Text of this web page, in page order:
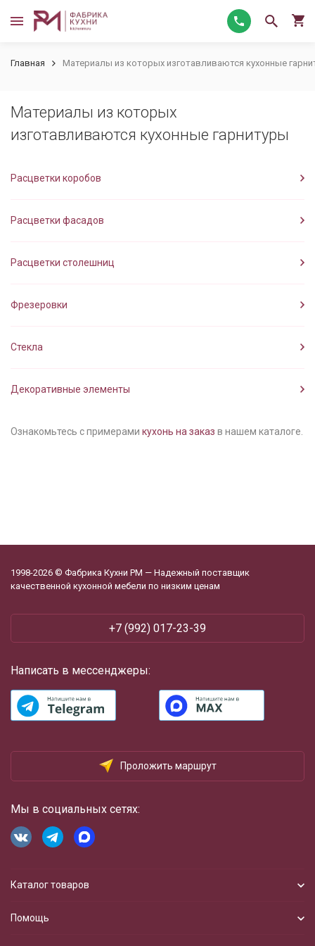
Главная Материалы из которых изготавливаются кухонные
Материалы из которых
изготавливаются кухонные гарнитуры
Расцветки коробов
Расцветки фасадов
Расцветки столешниц
Фрезеровки
Стекла
Декоративные элементы
Ознакомьтесь с примерами кухонь на заказ в нашем каталоге.
1998-2026 © Фабрика Кухни РМ — Надежный поставщик
качественной кухонной мебели по низким ценам
+7 (992) 017-23-39
Написать в мессенджеры:
Проложить маршрут
Мы в социальных сетях:
Каталог товаров
Помощь